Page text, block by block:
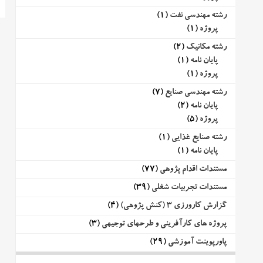
رشته مهندسی نفت (1)
پروژه (1)
رشته مکانیک (2)
پایان نامه (1)
پروژه (1)
رشته مهندسی صنایع (7)
پایان نامه (2)
پروژه (5)
رشته صنایع غذایی (1)
پایان نامه (1)
مستندات اقدام پژوهی (77)
مستندات تجربیات شغلی (39)
گزارش کارورزی 3 (کنش پژوهی)
(4)
پروژه های کارآفرینی و طرحهای توجیهی (3)
پاورپوینت آموزشی (29)